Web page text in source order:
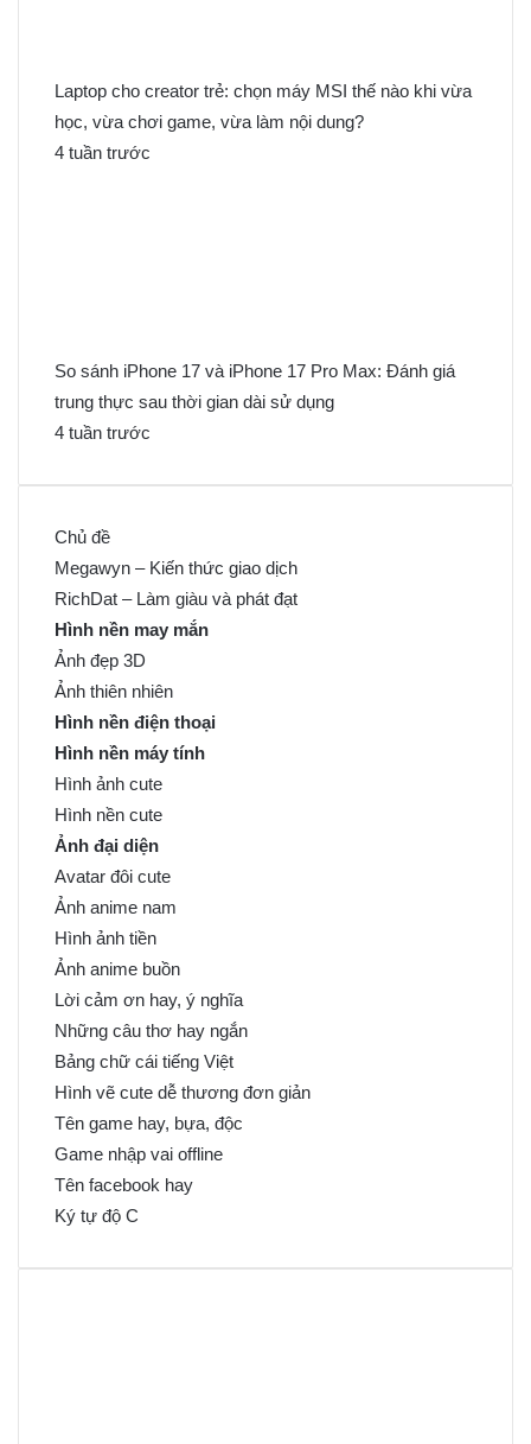
Laptop cho creator trẻ: chọn máy MSI thế nào khi vừa
học, vừa chơi game, vừa làm nội dung?
4 tuần trước
So sánh iPhone 17 và iPhone 17 Pro Max: Đánh giá
trung thực sau thời gian dài sử dụng
4 tuần trước
Chủ đề
Megawyn – Kiến thức giao dịch
RichDat – Làm giàu và phát đạt
Hình nền may mắn
Ảnh đẹp 3D
Ảnh thiên nhiên
Hình nền điện thoại
Hình nền máy tính
Hình ảnh cute
Hình nền cute
Ảnh đại diện
Avatar đôi cute
Ảnh anime nam
Hình ảnh tiền
Ảnh anime buồn
Lời cảm ơn hay, ý nghĩa
Những câu thơ hay ngắn
Bảng chữ cái tiếng Việt
Hình vẽ cute dễ thương đơn giản
Tên game hay, bựa, độc
Game nhập vai offline
Tên facebook hay
Ký tự độ C